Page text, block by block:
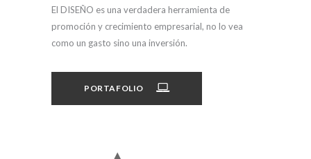
El DISEÑO es una verdadera herramienta de
promoción y crecimiento empresarial, no lo vea
como un gasto sino una inversión.
PORTAFOLIO